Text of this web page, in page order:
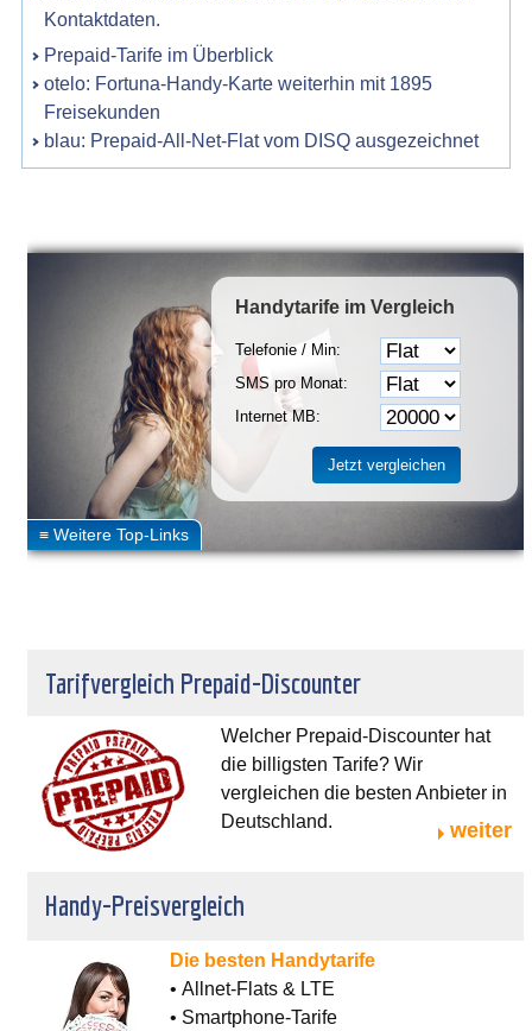
Kontaktdaten.
Prepaid-Tarife im Überblick
otelo: Fortuna-Handy-Karte weiterhin mit 1895
Freisekunden
blau: Prepaid-All-Net-Flat vom DISQ ausgezeichnet
Handytarife im Vergleich
Telefonie / Min:
SMS pro Monat:
Internet MB:
Tarifvergleich Prepaid-Discounter
Welcher Prepaid-Discounter hat
die billigsten Tarife? Wir
vergleichen die besten Anbieter in
Deutschland.
weiter
Handy-Preisvergleich
Die besten Handytarife
• Allnet-Flats & LTE
• Smartphone-Tarife